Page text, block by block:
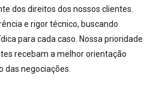
dos direitos dos nossos clientes.
e rigor técnico, buscando
para cada caso. Nossa prioridade
recebam a melhor orientação
das negociações.